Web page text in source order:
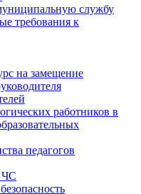
службу
требования к
на замещение
работников в
педагогов
ЧС